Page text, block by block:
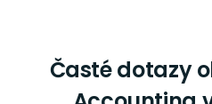
Časté dotazy